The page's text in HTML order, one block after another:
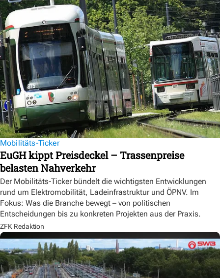
Mobilitäts-Ticker
EuGH kippt Preisdeckel – Trassenpreise
belasten Nahverkehr
Der Mobilitäts-Ticker bündelt die wichtigsten Entwicklungen
rund um Elektromobilität, Ladeinfrastruktur und ÖPNV. Im
Fokus: Was die Branche bewegt – von politischen
Entscheidungen bis zu konkreten Projekten aus der Praxis.
ZFK Redaktion